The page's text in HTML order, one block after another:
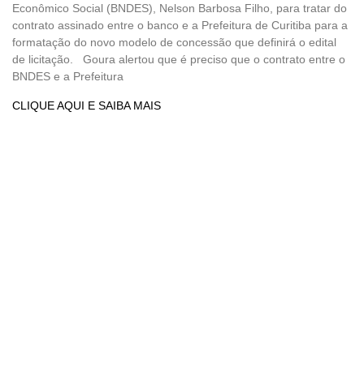
Econômico Social (BNDES), Nelson Barbosa Filho, para tratar do
contrato assinado entre o banco e a Prefeitura de Curitiba para a
formatação do novo modelo de concessão que definirá o edital
de licitação. Goura alertou que é preciso que o contrato entre o
BNDES e a Prefeitura
CLIQUE AQUI E SAIBA MAIS